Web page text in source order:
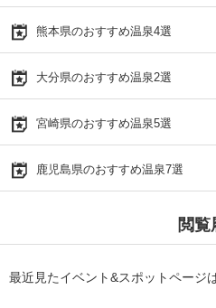
熊本県のおすすめ温泉4選
大分県のおすすめ温泉2選
宮崎県のおすすめ温泉5選
鹿児島県のおすすめ温泉7選
閲覧
最近見たイベント&スポットページ